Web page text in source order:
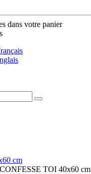
dans votre panier
cm
TOI 40x60 cm